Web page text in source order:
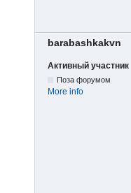
barabashkakvn
Активный участник
Поза форумом
More info